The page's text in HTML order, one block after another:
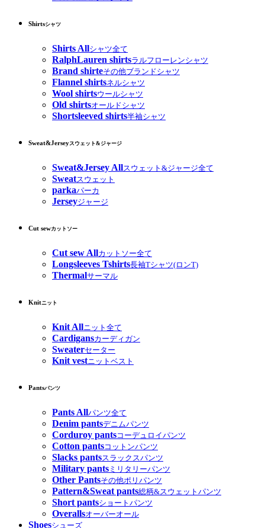
Shirtsシャツ
Shirts Allシャツ全て
RalphLauren shirtsラルフローレンシャツ
Brand shirteその他ブランドシャツ
Flannel shirtsネルシャツ
Wool shirtsウールシャツ
Old shirtsオールドシャツ
Shortsleeved shirts半袖シャツ
Sweat&Jerseyスウェット&ジャージ
Sweat&Jersey Allスウェット&ジャージ全て
Sweatスウェット
parkaパーカ
Jerseyジャージ
Cut sewカットソー
Cut sew Allカットソー全て
Longsleeves Tshirts長袖Tシャツ(ロンT)
Thermalサーマル
Knitニット
Knit Allニット全て
Cardigansカーディガン
Sweaterセーター
Knit vestニットベスト
Pantsパンツ
Pants Allパンツ全て
Denim pantsデニムパンツ
Corduroy pantsコーデュロイパンツ
Cotton pantsコットンパンツ
Slacks pantsスラックスパンツ
Military pants ミリタリーパンツ
Other Pantsその他ポリパンツ
Pattern&Sweat pants総柄&スウェットパンツ
Short pantsショートパンツ
Overallsオーバーオール
Shoesシューズ